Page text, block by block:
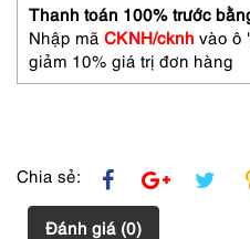
sandals-
Gần
như
mới
Thanh toán 100% trước
Nhập mã CKNH/cknh vào ô
giảm 10% giá trị đơn hàng
Chia sẻ:
Đánh giá (0)